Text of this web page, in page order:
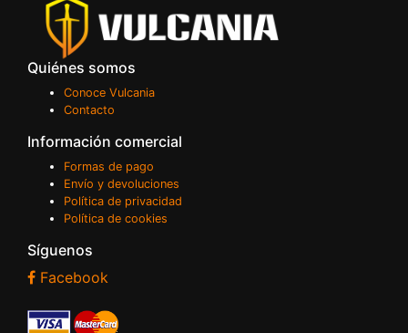
Quiénes somos
Conoce Vulcania
Contacto
Información comercial
Formas de pago
Envío y devoluciones
Política de privacidad
Política de cookies
Síguenos
Facebook